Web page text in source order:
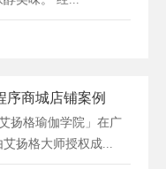
序商城店铺案例
扬格瑜伽学院」在广
扬格大师授权成...